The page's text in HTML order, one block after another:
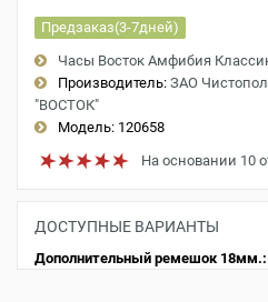
Предзаказ(3-7дней)
Часы Восток Амфибия
Производитель: ЗАО
"ВОСТОК"
Модель: 120658
На основании 10
ДОСТУПНЫЕ ВАРИАНТЫ
Дополнительный ремешок 18мм.: